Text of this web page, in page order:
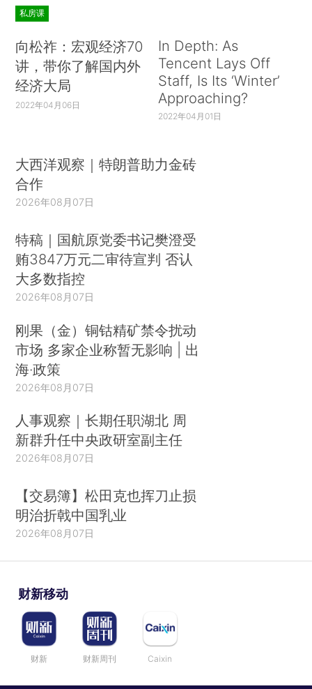
私房课
向松祚：宏观经济70
讲，带你了解国内外
经济大局
2022年04月06日
In Depth: As
Tencent Lays Off
Staff, Is Its ‘Winter’
Approaching?
2022年04月01日
大西洋观察｜特朗普助力金砖
合作
2026年08月07日
特稿｜国航原党委书记樊澄受
贿3847万元二审待宣判 否认
大多数指控
2026年08月07日
刚果（金）铜钴精矿禁令扰动
市场 多家企业称暂无影响 | 出
海·政策
2026年08月07日
人事观察｜长期任职湖北 周
新群升任中央政研室副主任
2026年08月07日
【交易簿】松田克也挥刀止损
明治折戟中国乳业
2026年08月07日
财新移动
财新 财新周刊 Caixin